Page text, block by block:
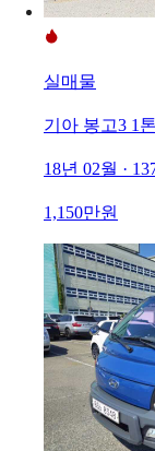
실매물
기아 봉고3 1
18년 02월 ·
1,150만원